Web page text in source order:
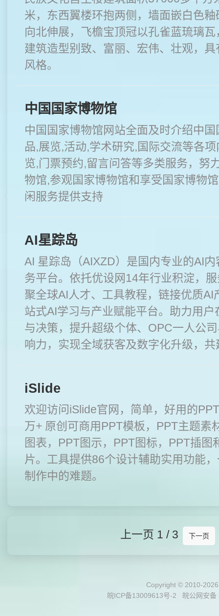
米，东西翼楼环抱两侧，墙面嵌白色
向北伸展，飞檐宝顶冠以孔雀蓝琉璃
建筑造型别致、富丽、宏伟、壮观，
风格。
中国国家博物馆
中国国家博物馆网站全面及时介绍中
品,展览,活动,学术研究,国际交流等各
览,门票预约,留言问答等多类服务，努
物馆,参观国家博物馆和享受国家博物
闲服务提供支持
AI星踪岛
AI 星踪岛（AIXZD）是国内专业的AI
务平台。依托优设网14年行业积淀，
聚全球AI人才、工具教程，链接优质AI
站式AI学习与产业赋能平台。助力用户
与决策，提升超级个体、OPC一人公
响力，实现全域获客及数字化升级，
iSlide
欢迎访问iSlide官网，简单，好用的
万+ 原创可商用PPT模板，PPT主题素
图表，PPT图示，PPT图标，PPT插图
片。工具提供86个设计辅助实用功能
制作中的难题。
上一页 1 / 3 下一页
Copyright © 2010-
皖ICP备13009613号-2
皖公网安